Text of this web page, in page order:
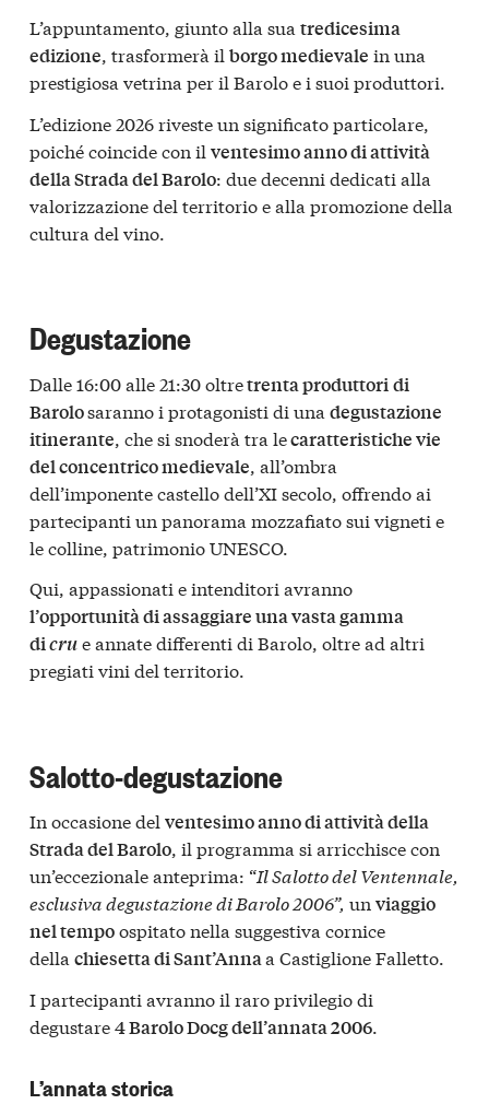
L’appuntamento, giunto alla sua tredicesima
edizione, trasformerà il borgo medievale in una
prestigiosa vetrina per il Barolo e i suoi produttori.
L’edizione 2026 riveste un significato particolare,
poiché coincide con il ventesimo anno di attività
della Strada del Barolo: due decenni dedicati alla
valorizzazione del territorio e alla promozione della
cultura del vino.
Degustazione
Dalle 16:00 alle 21:30 oltretrenta produttoridi
Barolosaranno i protagonisti di una degustazione
itinerante, che si snoderà tra lecaratteristiche vie
del concentrico medievale, all’ombra
dell’imponente castello dell’XI secolo, offrendo ai
partecipanti un panorama mozzafiato sui vigneti e
le colline, patrimonio UNESCO.
Qui, appassionati e intenditori avranno
l’opportunità di assaggiare una vasta gamma
dicrue annate differenti di Barolo, oltre ad altri
pregiati vini del territorio.
Salotto-degustazione
In occasione del ventesimo anno di attività della
Strada del Barolo, il programma si arricchisce con
un’eccezionale anteprima: “Il Salotto del Ventennale,
esclusiva degustazione di Barolo 2006”, un viaggio
nel tempoospitato nella suggestiva cornice
della chiesetta di Sant’Annaa Castiglione Falletto.
I partecipanti avranno il raro privilegio di
degustare4 Barolo Docg dell’annata 2006.
L’annata storica